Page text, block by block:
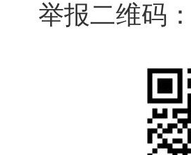
举报二维码